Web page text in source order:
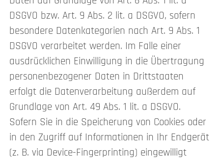
DSGVO bzw. Art. 9 Abs. 2 lit. a DSGVO, sofern
besondere Datenkategorien nach Art. 9 Abs. 1
DSGVO verarbeitet werden. Im Falle einer
ausdrücklichen Einwilligung in die Übertragung
personenbezogener Daten in Drittstaaten
erfolgt die Datenverarbeitung außerdem auf
Grundlage von Art. 49 Abs. 1 lit. a DSGVO.
Sofern Sie in die Speicherung von Cookies oder
in den Zugriff auf Informationen in Ihr Endgerät
(z. B. via Device-Fingerprinting) eingewilligt